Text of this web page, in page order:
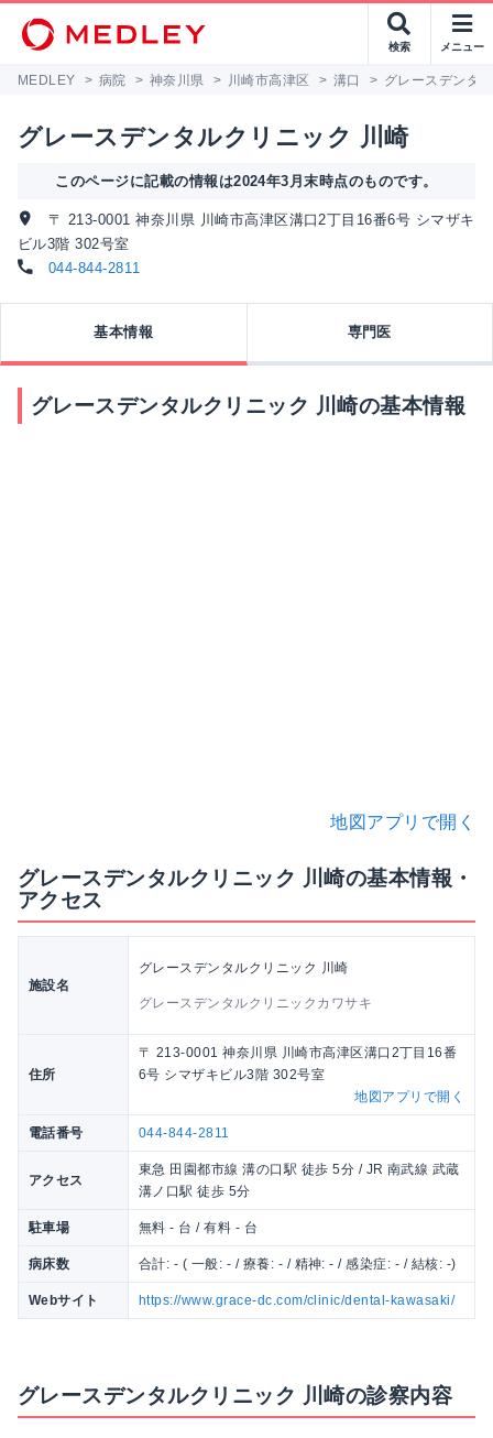
検索 メニュー
MEDLEY > 病院 > 神奈川県 > 川崎市高津区 > 溝口 > グレースデンタ
グレースデンタルクリニック 川崎
このページに記載の情報は2024年3月末時点のものです。
〒 213-0001 神奈川県 川崎市高津区溝口2丁目16番6号 シマザキ
ビル3階 302号室
044-844-2811
基本情報 専門医
グレースデンタルクリニック 川崎の基本情報
地図アプリで開く
グレースデンタルクリニック 川崎の基本情報・
アクセス
施設名
グレースデンタルクリニック 川崎
グレースデンタルクリニックカワサキ
住所
〒 213-0001 神奈川県 川崎市高津区溝口2丁目16番
6号 シマザキビル3階 302号室
地図アプリで開く
電話番号 044-844-2811
アクセス
東急 田園都市線 溝の口駅 徒歩 5分 / JR 南武線 武蔵
溝ノ口駅 徒歩 5分
駐車場 無料 - 台 / 有料 - 台
病床数 合計: - ( 一般: - / 療養: - / 精神: - / 感染症: - / 結核: -)
Webサイト https://www.grace-dc.com/clinic/dental-kawasaki/
グレースデンタルクリニック 川崎の診察内容